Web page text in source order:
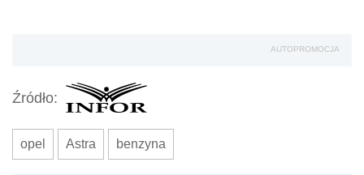
AUTOPROMOCJA
Źródło:
opel Astra benzyna